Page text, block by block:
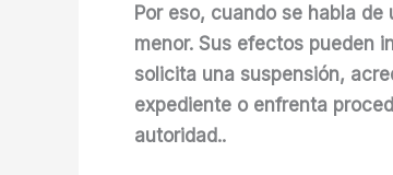
Por eso, cuando se habla
menor. Sus efectos pueden
solicita una suspensión,
expediente o enfrenta
autoridad..